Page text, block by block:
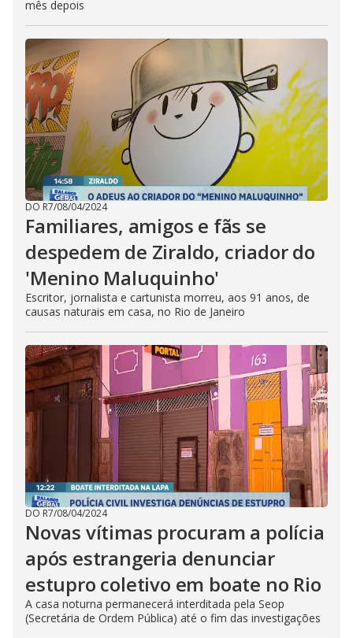
mês depois
DO R7/08/04/2024
Familiares, amigos e fãs se
despedem de Ziraldo, criador do
'Menino Maluquinho'
Escritor, jornalista e cartunista morreu, aos 91 anos, de
causas naturais em casa, no Rio de Janeiro
DO R7/08/04/2024
Novas vítimas procuram a polícia
após estrangeria denunciar
estupro coletivo em boate no Rio
A casa noturna permanecerá interditada pela Seop
(Secretária de Ordem Pública) até o fim das investigações